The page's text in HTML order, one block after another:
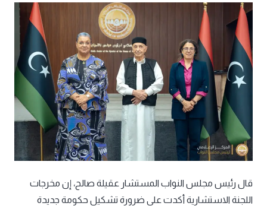
قال رئيس مجلس النواب المستشار عقيلة صالح، إن مخرجات
اللجنة الاستشارية أكدت على ضرورة تشكيل حكومة جديدة